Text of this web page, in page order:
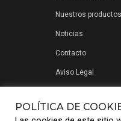
Nuestros productos
Noticias
Contacto
Aviso Legal
POLÍTICA DE